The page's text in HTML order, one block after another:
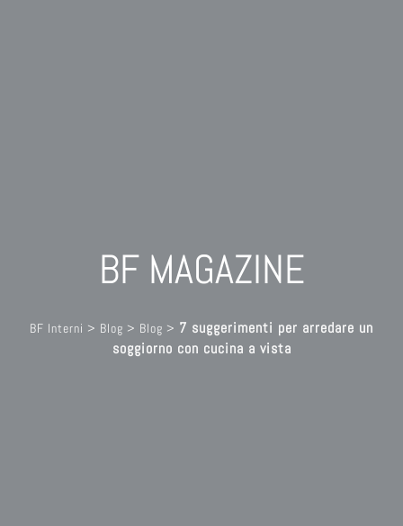
BF MAGAZINE
BF Interni > Blog > Blog > 7 suggerimenti per arredare un
soggiorno con cucina a vista